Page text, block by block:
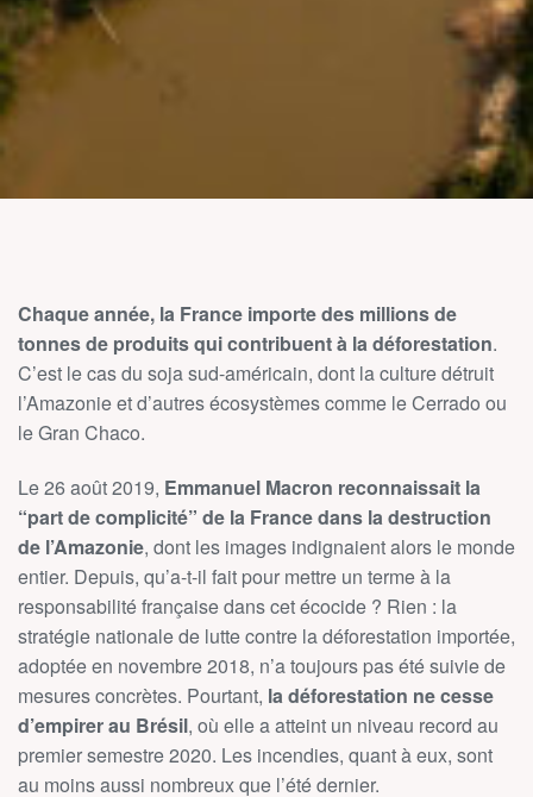
Chaque année, la France importe des millions de
tonnes de produits qui contribuent à la déforestation.
C’est le cas du soja sud-américain, dont la culture détruit
l’Amazonie et d’autres écosystèmes comme le Cerrado ou
le Gran Chaco.
Le 26 août 2019, Emmanuel Macron reconnaissait la
“part de complicité” de la France dans la destruction
de l’Amazonie, dont les images indignaient alors le monde
entier. Depuis, qu’a-t-il fait pour mettre un terme à la
responsabilité française dans cet écocide ? Rien : la
stratégie nationale de lutte contre la déforestation importée,
adoptée en novembre 2018, n’a toujours pas été suivie de
mesures concrètes. Pourtant, la déforestation ne cesse
d’empirer au Brésil, où elle a atteint un niveau record au
premier semestre 2020. Les incendies, quant à eux, sont
au moins aussi nombreux que l’été dernier.